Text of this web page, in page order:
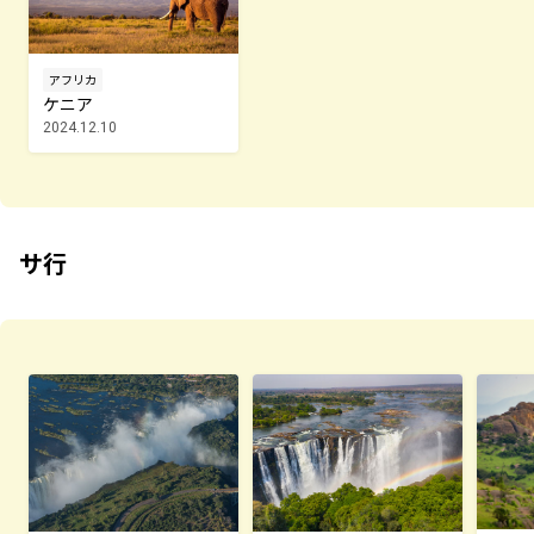
アフリカ
ケニア
2024.12.10
サ行